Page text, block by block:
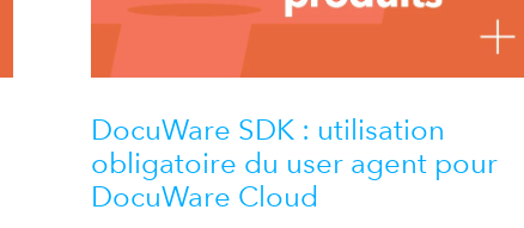
DocuWare SDK : utilisation
obligatoire du user agent pour
DocuWare Cloud